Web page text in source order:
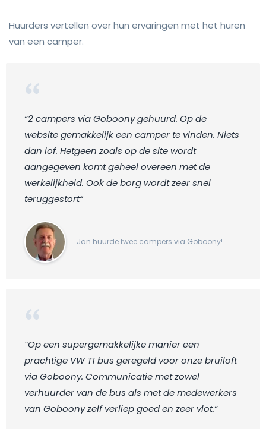
Huurders vertellen over hun ervaringen met het huren
van een camper.
“2 campers via Goboony gehuurd. Op de
website gemakkelijk een camper te vinden. Niets
dan lof. Hetgeen zoals op de site wordt
aangegeven komt geheel overeen met de
werkelijkheid. Ook de borg wordt zeer snel
teruggestort“
Jan huurde twee campers via Goboony!
“Op een supergemakkelijke manier een
prachtige VW T1 bus geregeld voor onze bruiloft
via Goboony. Communicatie met zowel
verhuurder van de bus als met de medewerkers
van Goboony zelf verliep goed en zeer vlot.“